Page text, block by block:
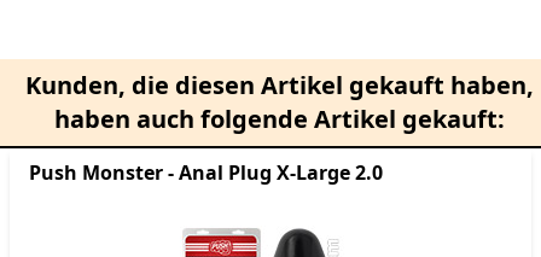
Kunden, die diesen Artikel gekauft haben,
haben auch folgende Artikel gekauft:
Push Monster - Anal Plug X-Large 2.0